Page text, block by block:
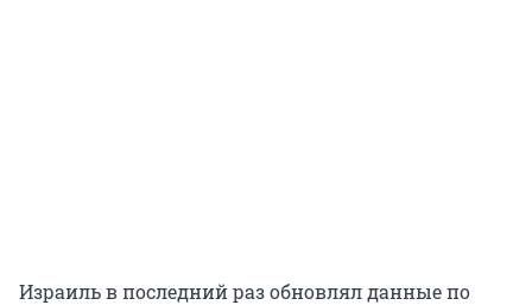
Израиль в последний раз обновлял данные по